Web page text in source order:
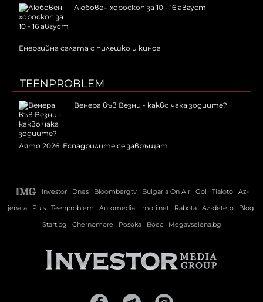
Любовен хороскоп за 10 - 16 август
Енергийна салата с пилешко и киноа
TEENPROBLEM
Венера във Везни - какво чака зодиите?
Лято 2026: Еспадрилите се завръщат
Investor Dnes Bloombergtv Bulgaria On Air Gol Tialoto
Az-
jenata
Puls Teenproblem Automedia Imoti.net Rabota Az-deteto
Blog
Start.bg
Chernomore Posoka Boec Megavselena.bg